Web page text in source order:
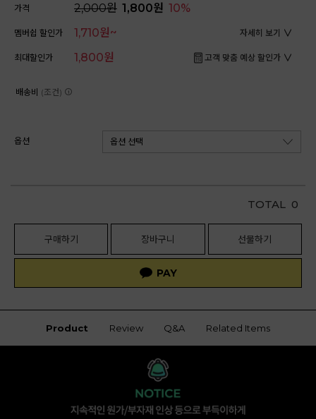
가격 2,000원 1,800원 10%
멤버쉽 할인가 1,710원~ 자세히 보기
최대할인가 1,800원 고객 맞춤 예상 할인가
배송비 (조건)
옵션
TOTAL 0
구매하기 장바구니 선물하기
Product Review Q&A Related Items